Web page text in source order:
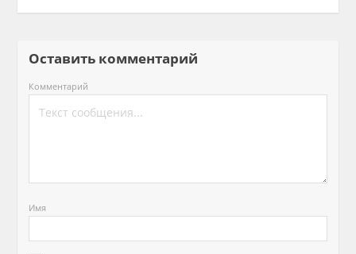
Оставить комментарий
Комментарий
Имя